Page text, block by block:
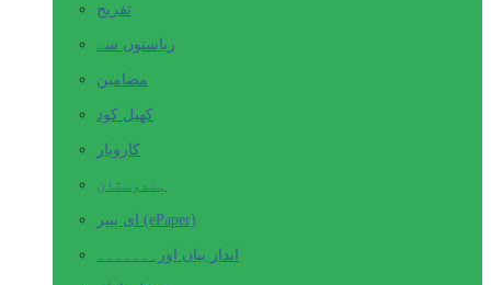
تفریح
ریاستوں سے
مضامین
کھیل کود
کاروبار
ہندوستان
ای پیپر (ePaper)
انداز بیاں اور۔۔۔۔۔۔۔